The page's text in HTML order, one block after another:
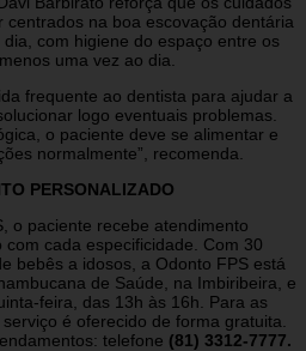
centrados na boa escovação dentária
com higiene do espaço entre os
uma vez ao dia.
frequente ao dentista para ajudar a
logo eventuais problemas.
o paciente deve se alimentar e
normalmente”, recomenda.
PERSONALIZADO
o paciente recebe atendimento
cada especificidade. Com 30
bebês a idosos, a Odonto FPS está
de Saúde, na Imbiribeira, e
feira, das 13h às 16h. Para as
é oferecido de forma gratuita.
telefone (81) 3312-7777.